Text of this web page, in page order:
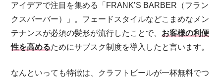
アイデアで注目を集める「FRANK’S BARBER（フラン
クスバーバー）」。フェードスタイルなどこまめなメン
テナンスが必須の髪形が流行したことで、 お客様の利便
性を高めるためにサブスク制度を導入したと言います。
なんといっても特徴は、クラフトビールが一杯無料でつ